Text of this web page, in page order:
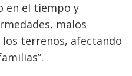
en el tiempo y
malos
terrenos, afectando